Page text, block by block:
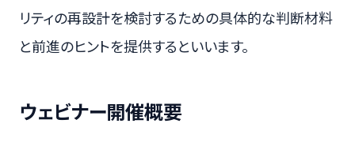
リティの再設計を検討するための具体的な判断材料
と前進のヒントを提供するといいます。
ウェビナー開催概要